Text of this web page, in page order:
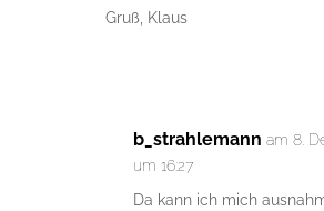
Gruß, Klaus
b_strahlemann am 8.
um 16:27
Da kann ich mich